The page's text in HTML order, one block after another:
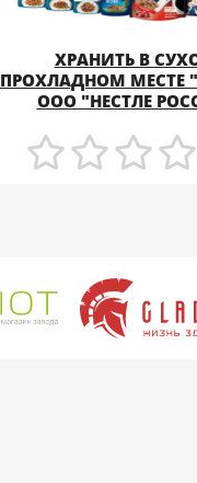
ХРАНИТЬ В
ПРОХЛАДНОМ МЕСТЕ
ООО "НЕСТЛЕ